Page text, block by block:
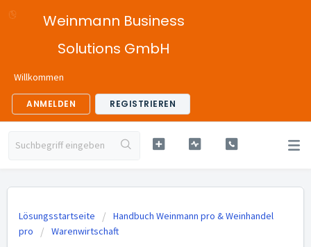
Weinmann Business
Solutions GmbH
Willkommen
ANMELDEN REGISTRIEREN
Lösungsstartseite
Handbuch Weinmann pro & Weinhandel
pro
Warenwirtschaft